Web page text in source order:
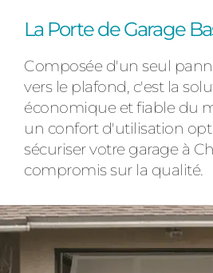
La Porte de Garage
Composée d'un seul
vers le plafond, c'est la
économique et fiable du
un confort d'utilisation
sécuriser votre garage à
compromis sur la qualité.